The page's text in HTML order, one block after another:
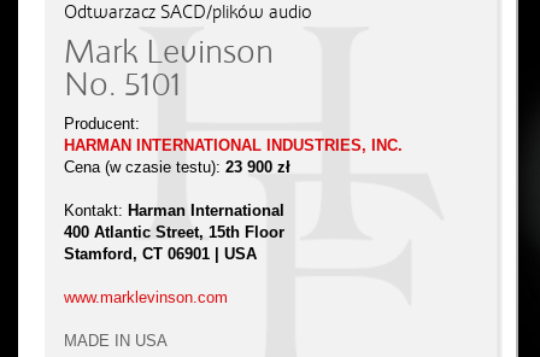
Odtwarzacz SACD/plików audio
Mark Levinson
No. 5101
Producent:
HARMAN INTERNATIONAL INDUSTRIES, INC.
Cena (w czasie testu): 23 900 zł
Kontakt: Harman International
400 Atlantic Street, 15th Floor
Stamford, CT 06901 | USA
www.marklevinson.com
MADE IN USA